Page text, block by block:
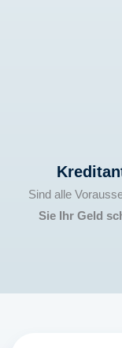
Sind alle
Sie Ihr Geld